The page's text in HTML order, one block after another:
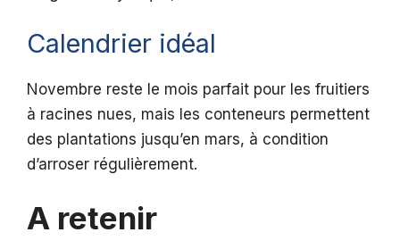
Calendrier idéal
Novembre reste le mois parfait pour les fruitiers
à racines nues, mais les conteneurs permettent
des plantations jusqu’en mars, à condition
d’arroser régulièrement.
A retenir